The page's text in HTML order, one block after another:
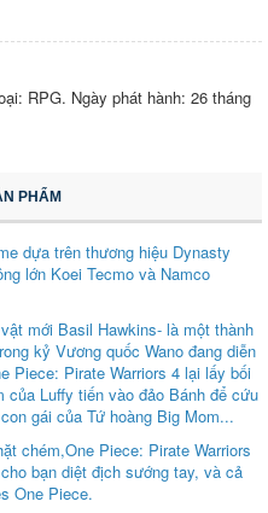
RPG. Ngày phát hành: 26 tháng
PHẨM
dựa trên thương hiệu Dynasty
lớn Koei Tecmo và Namco
mới Basil Hawkins- là một thành
kỷ Vương quốc Wano đang diễn
Piece: Pirate Warriors 4 lại lấy bối
Luffy tiến vào đảo Bánh để cứu
gái của Tứ hoàng Big Mom...
chém,One Piece: Pirate Warriors
bạn diệt địch sướng tay, và cả
One Piece.